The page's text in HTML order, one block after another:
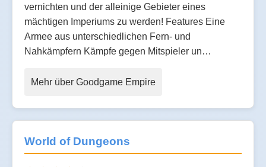
vernichten und der alleinige Gebieter eines
mächtigen Imperiums zu werden! Features Eine
Armee aus unterschiedlichen Fern- und
Nahkämpfern Kämpfe gegen Mitspieler un…
Mehr über Goodgame Empire
World of Dungeons